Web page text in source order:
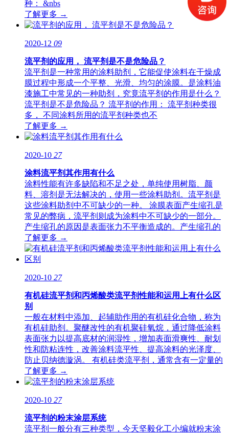
种： &nbs
了解更多 →
2020-12 09
流平剂的应用， 流平剂是不是危险品？
流平剂是一种常用的涂料助剂，它能促使涂料在干燥成
膜过程中形成一个平整、光滑、均匀的涂膜。是涂料油
漆施工中常见的一种助剂，究竟流平剂的作用是什么？
流平剂是不是危险品？ 流平剂的作用： 流平剂种类很
多， 不同涂料所用的流平剂种类也不
了解更多 →
2020-10 27
涂料流平剂其作用有什么
涂料性能有许多缺陷和不足之处，单纯使用树脂、颜
料、溶剂是无法解决的，使用一些涂料助剂。流平剂是
这些涂料助剂中不可缺少的一种。 涂膜表面产生缩孔是
常见的弊病，流平剂则成为涂料中不可缺少的一部分。
产生缩孔的原因是表面张力不平衡造成的。产生缩孔的
了解更多 →
2020-10 27
有机硅流平剂和丙烯酸类流平剂性能和运用上有什么区
别
一般在材料中添加、起辅助作用的有机硅化合物，称为
有机硅助剂。聚醚改性的有机聚硅氧烷，通过降低涂料
表面张力以提高底材的润湿性，增加表面滑爽性、耐划
性和防粘连性，改善涂料流平性、提高涂料的光泽度、
防止贝纳德漩涡。 有机硅类流平剂，通常含有一定量的
了解更多 →
2020-10 27
流平剂的粉末涂层系统
流平剂一般分有三种类型，今天坚毅化工小编就粉末涂